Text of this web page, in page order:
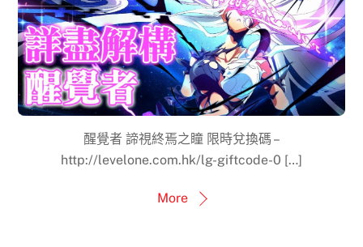
醒覺者 諦視終焉之瞳 限時兌換碼 –
http://levelone.com.hk/lg-giftcode-0 […]
More